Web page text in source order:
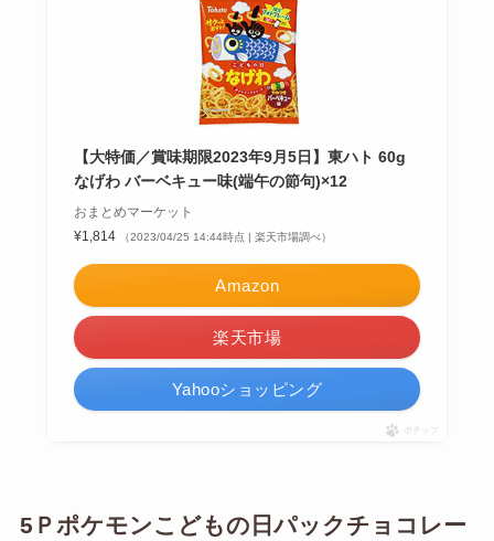
【大特価／賞味期限2023年9月5日】東ハト 60g
なげわ バーベキュー味(端午の節句)×12
おまとめマーケット
¥1,814
（2023/04/25 14:44時点 | 楽天市場調べ）
Amazon
楽天市場
Yahooショッピング
ポチップ
5Ｐポケモンこどもの日パックチョコレー